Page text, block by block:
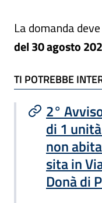
La domanda
del 30 agosto
TI POTREBBE
TI POTREBBE
2°
di 1
non
sita in
Donà di